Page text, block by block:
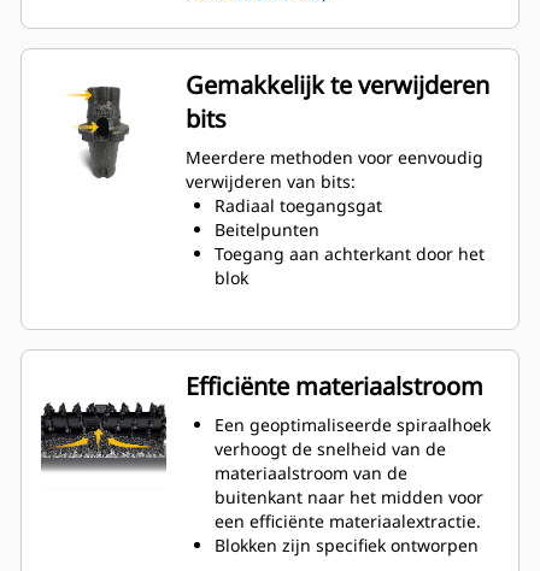
20 mm slijtkraag is 66% langer
dan System gereedschapshouders
Een antirotatie-ontwerp van de
gereedschapshouder zorgt voor
de juiste positie om slijtage aan
blokken en houders te voorkomen.
Water kan binnendringen door de
radiale toegangsopening van de
gereedschapshouder om de
rotatie van de tanden te
bevorderen voor een gelijkmatige
slijtage van de bits.
en 25 mm voor diverse
Gemakkelijk te verwijderen
bits
Meerdere methoden voor eenvoudig
verwijderen van bits:
Radiaal toegangsgat
Beitelpunten
Toegang aan achterkant door het
blok
Efficiënte materiaalstroom
Een geoptimaliseerde spiraalhoek
verhoogt de snelheid van de
materiaalstroom van de
buitenkant naar het midden voor
een efficiënte materiaalextractie.
Blokken zijn specifiek ontworpen